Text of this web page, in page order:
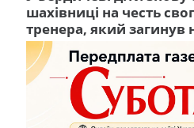
шахівниці на честь
тренера, який загинув